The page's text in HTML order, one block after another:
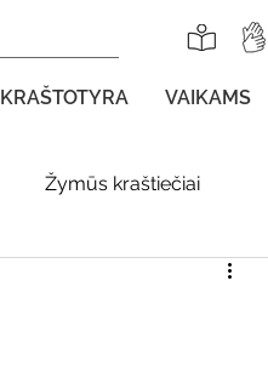
KRAŠTOTYRA VAIKAMS
Žymūs kraštiečiai
Kilnojamos parodos